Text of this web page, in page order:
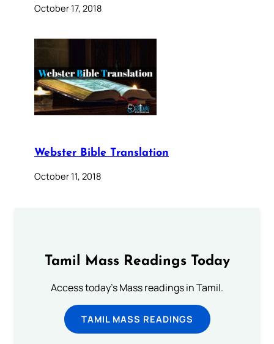
October 17, 2018
Webster Bible Translation
October 11, 2018
Tamil Mass Readings Today
Access today's Mass readings in Tamil.
TAMIL MASS READINGS